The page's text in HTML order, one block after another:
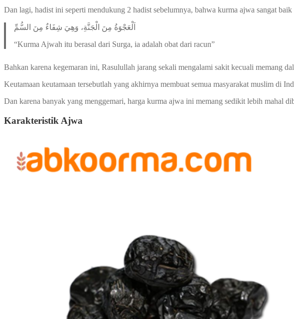
Dan lagi, hadist ini seperti mendukung 2 hadist sebelumnya, bahwa kurma ajwa sangat
اَلْعَجْوَةُ مِنَ الْجَنَّةِ، وَهِيَ شِفَاءٌ مِنَ السُّمِّ
“Kurma Ajwah itu berasal dari Surga, ia adalah obat dari racun”
Bahkan karena kegemaran ini, Rasulullah jarang sekali mengalami sakit kecuali memang
Keutamaan keutamaan tersebutlah yang akhirnya membuat semua masyarakat muslim di
Dan karena banyak yang menggemari, harga kurma ajwa ini memang sedikit lebih mahal
Karakteristik Ajwa